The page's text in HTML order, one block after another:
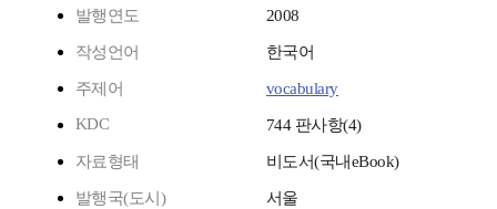
발행연도 2008
작성언어 한국어
주제어
vocabulary
KDC
744 판사항(4)
자료형태 비도서(국내eBook)
발행국(도시) 서울